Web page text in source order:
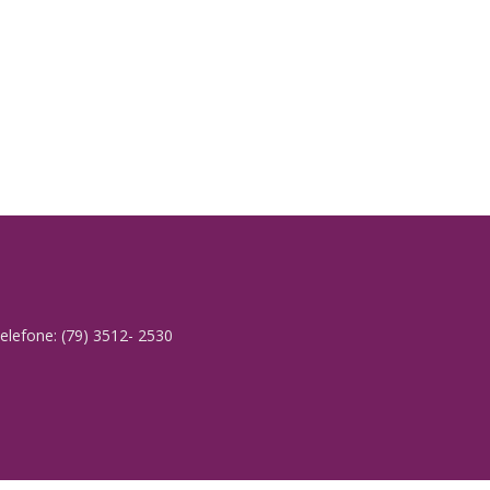
(79) 3512- 2530